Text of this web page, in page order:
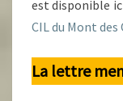
est disponible
CIL du Mont des
La lettre